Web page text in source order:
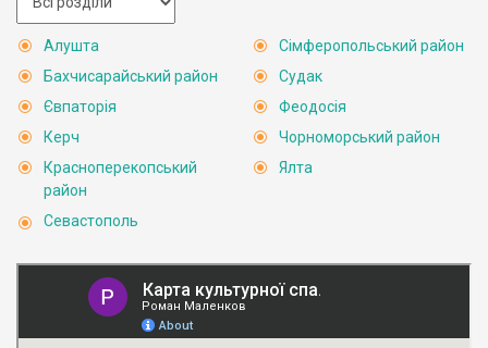
Алушта
Бахчисарайський район
Євпаторія
Керч
Красноперекопський
район
Севастополь
Сімферопольський район
Судак
Феодосія
Чорноморський район
Ялта